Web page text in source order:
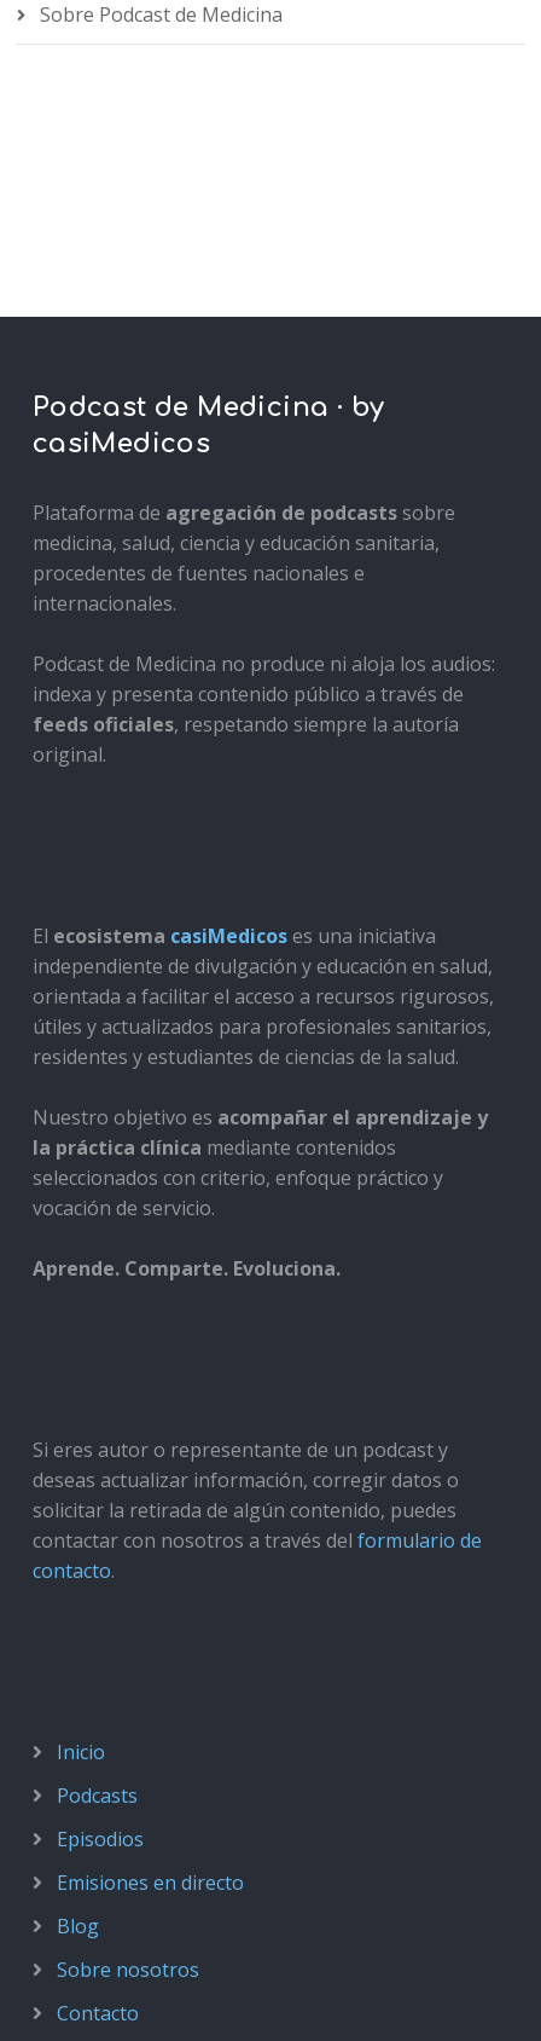
Sobre Podcast de Medicina
Podcast de Medicina · by
casiMedicos
Plataforma de agregación de podcastssobre
medicina, salud, ciencia y educación sanitaria,
procedentes de fuentes nacionales e
internacionales.
Podcast de Medicina no produce ni aloja los audios:
indexa y presenta contenido público a través de
feeds oficiales, respetando siempre la autoría
original.
El ecosistema casiMedicoses una iniciativa
independiente de divulgación y educación en salud,
orientada a facilitar el acceso a recursos rigurosos,
útiles y actualizados para profesionales sanitarios,
residentes y estudiantes de ciencias de la salud.
Nuestro objetivo es acompañar el aprendizaje y
la práctica clínica mediante contenidos
seleccionados con criterio, enfoque práctico y
vocación de servicio.
Aprende. Comparte. Evoluciona.
Si eres autor o representante de un podcast y
deseas actualizar información, corregir datos o
solicitar la retirada de algún contenido, puedes
contactar con nosotros a través del formulario de
contacto.
Inicio
Podcasts
Episodios
Emisiones en directo
Blog
Sobre nosotros
Contacto